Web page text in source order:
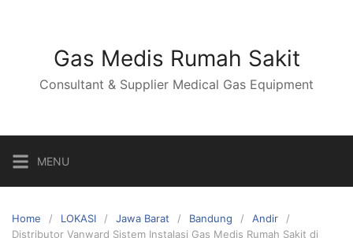
Gas Medis Rumah Sakit
Consultant & Supplier Medical Gas Equipment
MENU
Home LOKASI Jawa Barat Bandung
Andir
Distributor Vanward Sistem Instalasi Gas Medis Rumah Sakit di